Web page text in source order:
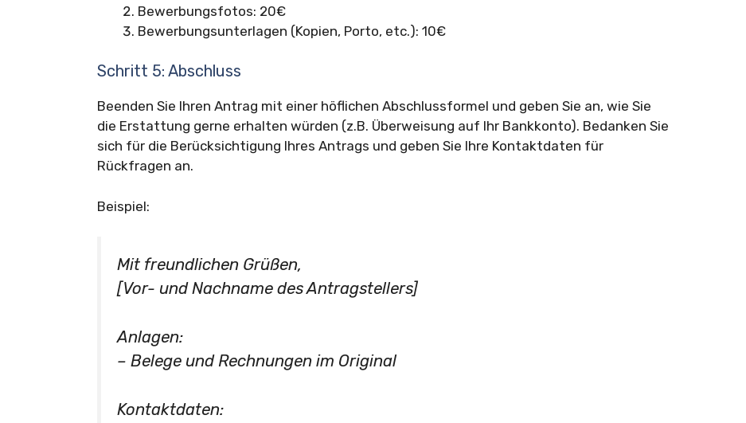
Bewerbungsfotos: 20€
Bewerbungsunterlagen (Kopien, Porto, etc.): 10€
Schritt 5: Abschluss
Beenden Sie Ihren Antrag mit einer höflichen Abschlussformel und geben Sie an, wie Sie
die Erstattung gerne erhalten würden (z.B. Überweisung auf Ihr Bankkonto). Bedanken Sie
sich für die Berücksichtigung Ihres Antrags und geben Sie Ihre Kontaktdaten für
Rückfragen an.
Beispiel:
Mit freundlichen Grüßen,
[Vor- und Nachname des Antragstellers]
Anlagen:
– Belege und Rechnungen im Original
Kontaktdaten: